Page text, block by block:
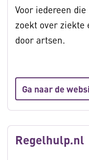
Voor iedereen
zoekt over ziekte
door artsen.
Ga naar de
Regelhulp.nl